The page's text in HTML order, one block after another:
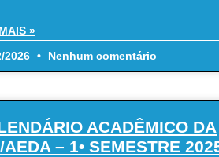
»
2026
Nenhum comentário
ACADÊMICO DA
AEDA – 1• SEMESTRE